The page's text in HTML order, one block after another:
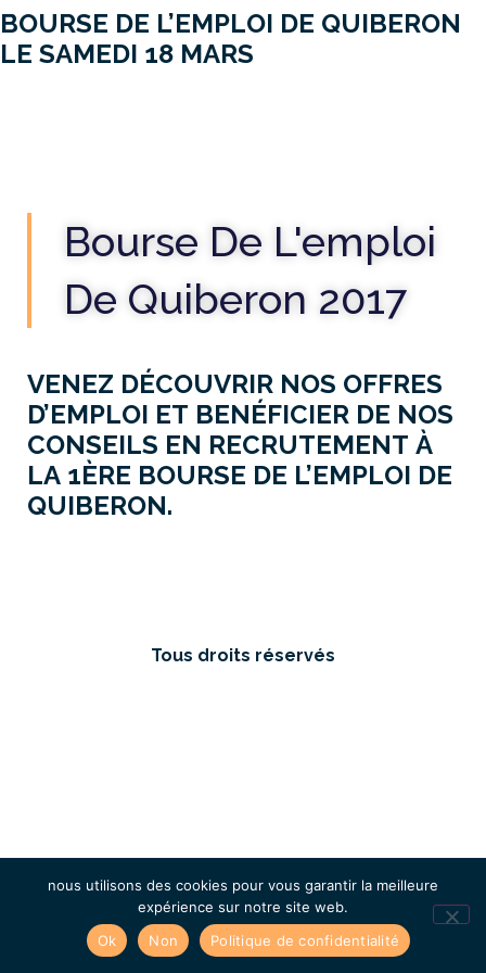
BOURSE DE L’EMPLOI DE QUIBERON
LE SAMEDI 18 MARS
Bourse De L'emploi
De Quiberon 2017
VENEZ DÉCOUVRIR NOS OFFRES
D’EMPLOI ET BENÉFICIER DE NOS
CONSEILS EN RECRUTEMENT À
LA 1ÈRE BOURSE DE L’EMPLOI DE
QUIBERON.
Tous droits réservés
nous utilisons des cookies pour vous garantir la meilleure
expérience sur notre site web.
Ok
Non Politique de confidentialité